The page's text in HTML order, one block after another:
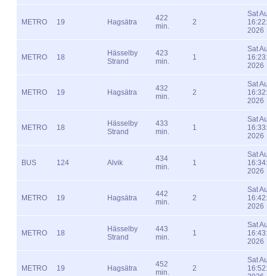
METRO 19 Hagsätra
422
min.
2
Sat
2026
METRO 18
Hässelby
Strand
423
min.
1
Sat
2026
METRO 19 Hagsätra
432
min.
2
Sat
2026
METRO 18
Hässelby
Strand
433
min.
1
Sat
2026
BUS 124 Alvik
434
min.
1
Sat
2026
METRO 19 Hagsätra
442
min.
2
Sat
2026
METRO 18
Hässelby
Strand
443
min.
1
Sat
2026
METRO 19 Hagsätra
452
min.
2
Sat